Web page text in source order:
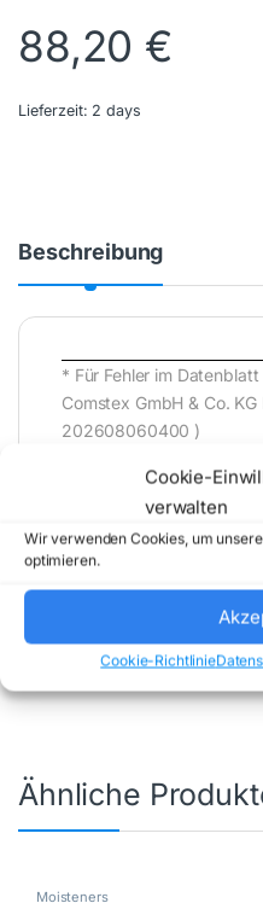
Cookie-
verwalten
Wir verwenden Cookies, um
optimieren.
Cookie-Richtlinie
88,20 €
Lieferzeit: 2 days
Beschreibung
* Für Fehler im
Comstex GmbH & Co.
202608060400 )
Ähnliche
Moisteners